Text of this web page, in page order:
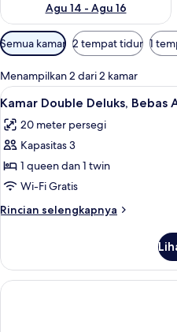
Agu 14 - Agu 16
Filter
tersedia
untuk
kamar
Semua kamar 2 tempat tidur 1
Menampilkan 2 dari 2 kamar
Lihat
semua
foto
untuk
Kamar
Double
Deluks,
Bebas
Rokok
4
Kamar Double Deluks, Bebas
20 meter persegi
Kapasitas 3
1 queen dan 1 twin
Wi-Fi Gratis
Rincian selengkapnya
Rincian
Kamar
Double
Deluks,